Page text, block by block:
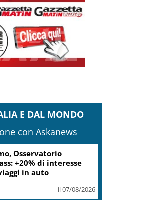
E DAL MONDO
con Askanews
Osservatorio
+20% di interesse
in auto
il 07/08/2026